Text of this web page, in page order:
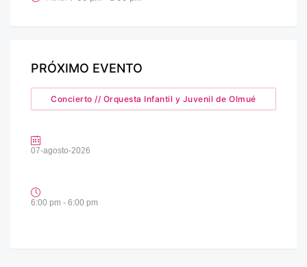
PRÓXIMO EVENTO
Concierto // Orquesta Infantil y Juvenil de Olmué
07-agosto-2026
6:00 pm - 6:00 pm